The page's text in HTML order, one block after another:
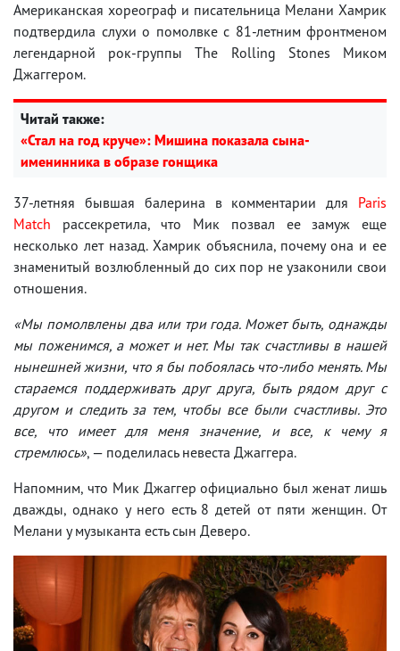
Американская хореограф и писательница Мелани Хамрик
подтвердила слухи о помолвке с 81-летним фронтменом
легендарной рок-группы The Rolling Stones Миком
Джаггером.
Читай также:
«Стал на год круче»: Мишина показала сына-
именинника в образе гонщика
37-летняя бывшая балерина в комментарии для Paris
Match рассекретила, что Мик позвал ее замуж еще
несколько лет назад. Хамрик объяснила, почему она и ее
знаменитый возлюбленный до сих пор не узаконили свои
отношения.
«Мы помолвлены два или три года. Может быть, однажды
мы поженимся, а может и нет. Мы так счастливы в нашей
нынешней жизни, что я бы побоялась что-либо менять. Мы
стараемся поддерживать друг друга, быть рядом друг с
другом и следить за тем, чтобы все были счастливы. Это
все, что имеет для меня значение, и все, к чему я
стремлюсь», — поделилась невеста Джаггера.
Напомним, что Мик Джаггер официально был женат лишь
дважды, однако у него есть 8 детей от пяти женщин. От
Мелани у музыканта есть сын Деверо.